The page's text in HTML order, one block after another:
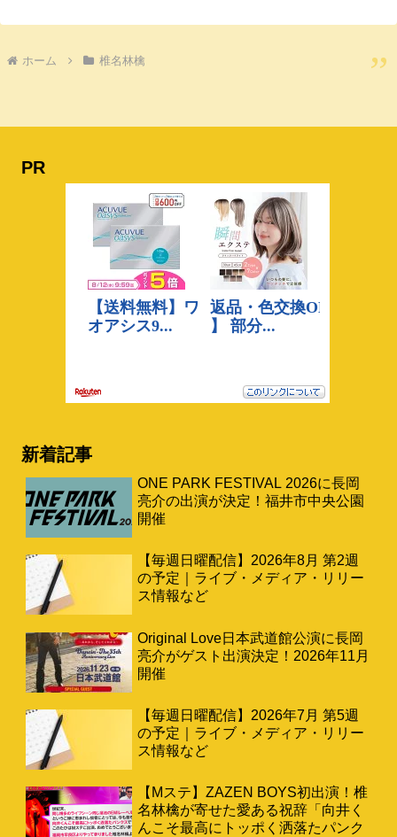
ホーム 椎名林檎
PR
新着記事
ONE PARK FESTIVAL 2026に長岡
亮介の出演が決定！福井市中央公園
開催
【毎週日曜配信】2026年8月 第2週
の予定｜ライブ・メディア・リリー
ス情報など
Original Love日本武道館公演に長岡
亮介がゲスト出演決定！2026年11月
開催
【毎週日曜配信】2026年7月 第5週
の予定｜ライブ・メディア・リリー
ス情報など
【Mステ】ZAZEN BOYS初出演！椎
名林檎が寄せた愛ある祝辞「向井く
んこそ最高にトッポく洒落たパンク